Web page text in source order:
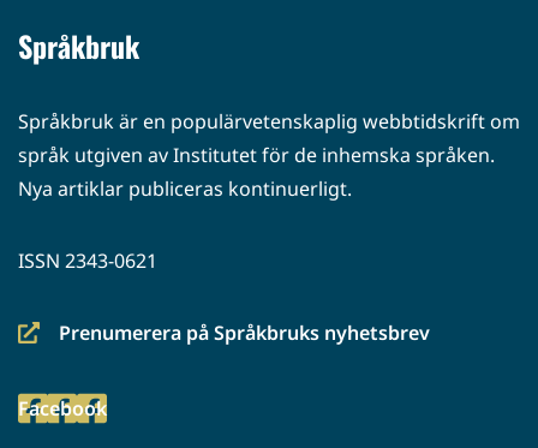
Språkbruk
Språkbruk är en populärvetenskaplig webbtidskrift om
språk utgiven av Institutet för de inhemska språken.
Nya artiklar publiceras kontinuerligt.
ISSN 2343-0621
Prenumerera på Språkbruks nyhetsbrev
(siirryt
palveluun)
Facebook
(siirryt